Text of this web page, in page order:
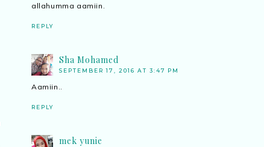
allahumma aamiin.
REPLY
Sha Mohamed
SEPTEMBER 17, 2016 AT 3:47 PM
Aamiin..
REPLY
mek yunie